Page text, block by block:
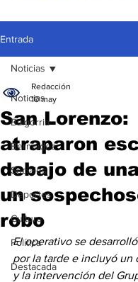
Entrada
Noticias
Baigorria
Bermúdez
Sociales
Deportes
Cultura
Política
Destacada
Noticias
San Lorenzo:
atraparon
debajo de
un
robo
Redacción
10 may
El operativo se
por la tarde e incluyó un
y la intervención del